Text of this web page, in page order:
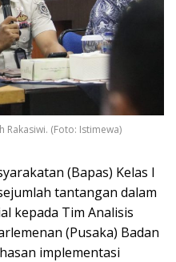
Rakasiwi. (Foto: Istimewa)
(Bapas) Kelas I
tantangan dalam
kepada Tim Analisis
(Pusaka) Badan
implementasi